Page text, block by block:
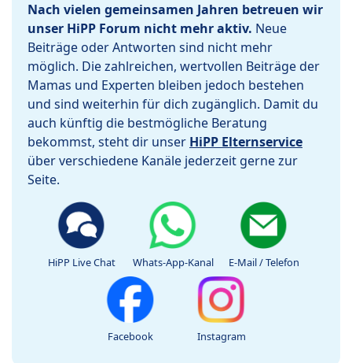
Nach vielen gemeinsamen Jahren betreuen wir
unser HiPP Forum nicht mehr aktiv. Neue
Beiträge oder Antworten sind nicht mehr
möglich. Die zahlreichen, wertvollen Beiträge der
Mamas und Experten bleiben jedoch bestehen
und sind weiterhin für dich zugänglich. Damit du
auch künftig die bestmögliche Beratung
bekommst, steht dir unser HiPP Elternservice
über verschiedene Kanäle jederzeit gerne zur
Seite.
HiPP Live Chat Whats-App-Kanal E-Mail / Telefon
Facebook Instagram